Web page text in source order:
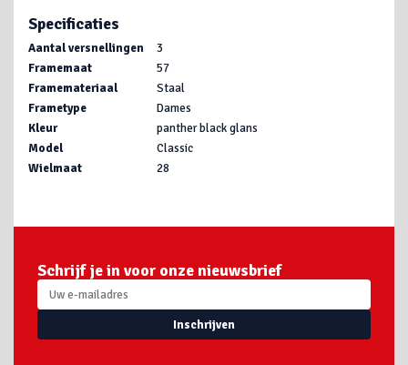
Specificaties
Aantal versnellingen
3
Framemaat
57
Framemateriaal
Staal
Frametype
Dames
Kleur
panther black glans
Model
Classic
Wielmaat
28
Schrijf je in voor onze nieuwsbrief
Inschrijven